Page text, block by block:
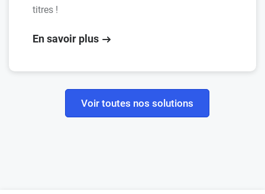
titres !
En savoir plus
Voir toutes nos solutions